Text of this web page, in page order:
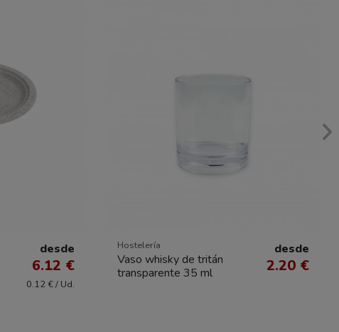
desde
6.12 €
0.12 € / Ud.
Hostelería
Vaso whisky de tritán
transparente 35 ml
desde
2.20 €